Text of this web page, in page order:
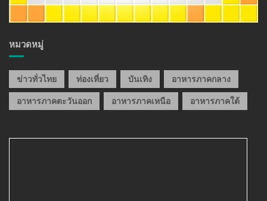
หมวดหมู่
ข่าวทั่วไทย ท่องเที่ยว บันเทิง อาหารภาคกลาง
อาหารภาคตะวันออก อาหารภาคเหนือ อาหารภาคใต้